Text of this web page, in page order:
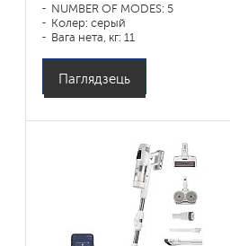
NUMBER OF MODES: 5
Колер: серый
Вага нета, кг: 11
Паглядзець